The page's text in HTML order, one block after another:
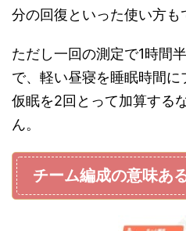
分の回復といった使い方も
ただし一回の測定で1時間
で、軽い昼寝を睡眠時間
仮眠を2回とって加算する
ん。
チーム編成の意味あ